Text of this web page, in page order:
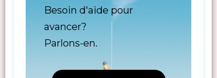
Besoin d'aide pour
avancer?
Parlons-en.